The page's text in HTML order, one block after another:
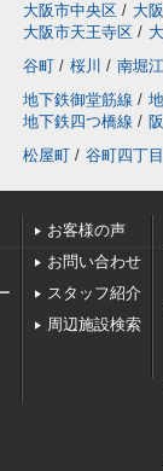
大阪市中央区 / 大
大阪市天王寺区 /
谷町 / 桜川 / 南堀江
地下鉄御堂筋線 /
地下鉄四つ橋線 /
松屋町 / 谷町四丁目
お客様の声
お問い合わせ
スタッフ紹介
周辺施設検索